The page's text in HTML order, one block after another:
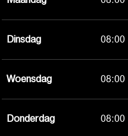
Dinsdag 08:00
Woensdag 08:00
Donderdag 08:00